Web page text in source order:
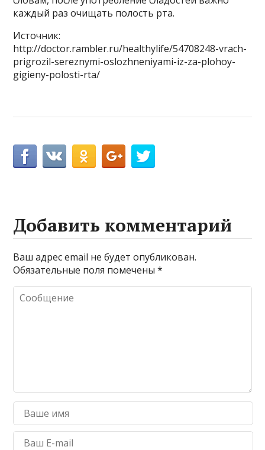
каждый раз очищать полость рта.
Источник:
http://doctor.rambler.ru/healthylife/54708248-vrach-
prigrozil-sereznymi-oslozhneniyami-iz-za-plohoy-
gigieny-polosti-rta/
Добавить комментарий
Ваш адрес email не будет опубликован.
Обязательные поля помечены*